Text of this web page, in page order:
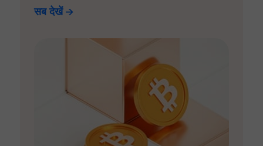
सब देखें